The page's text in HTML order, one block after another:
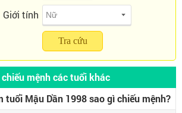
Giới tính
Tra cứu
mệnh các tuổi khác
tuổi Mậu Dần 1998 sao gì chiếu mệnh?